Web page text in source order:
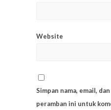
Website
Simpan nama, email,
peramban ini untuk